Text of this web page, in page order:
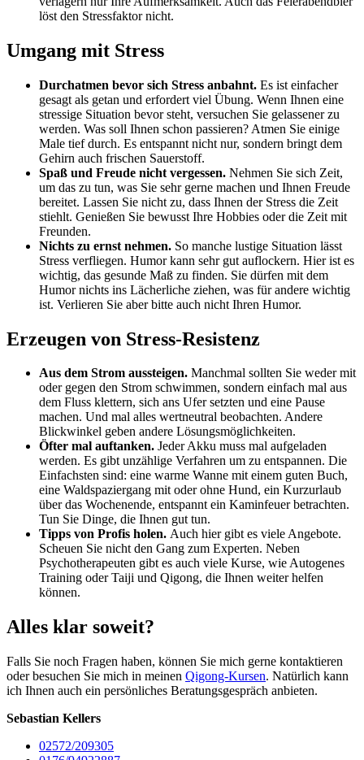
löst den Stressfaktor nicht.
Umgang mit Stress
Durchatmen bevor sich Stress anbahnt. Es ist einfacher
gesagt als getan und erfordert viel Übung. Wenn Ihnen eine
stressige Situation bevor steht, versuchen Sie gelassener zu
werden. Was soll Ihnen schon passieren? Atmen Sie einige
Male tief durch. Es entspannt nicht nur, sondern bringt dem
Gehirn auch frischen Sauerstoff.
Spaß und Freude nicht vergessen. Nehmen Sie sich Zeit,
um das zu tun, was Sie sehr gerne machen und Ihnen Freude
bereitet. Lassen Sie nicht zu, dass Ihnen der Stress die Zeit
stiehlt. Genießen Sie bewusst Ihre Hobbies oder die Zeit mit
Freunden.
Nichts zu ernst nehmen. So manche lustige Situation lässt
Stress verfliegen. Humor kann sehr gut auflockern. Hier ist es
wichtig, das gesunde Maß zu finden. Sie dürfen mit dem
Humor nichts ins Lächerliche ziehen, was für andere wichtig
ist. Verlieren Sie aber bitte auch nicht Ihren Humor.
Erzeugen von Stress-Resistenz
Aus dem Strom aussteigen. Manchmal sollten Sie weder mit
oder gegen den Strom schwimmen, sondern einfach mal aus
dem Fluss klettern, sich ans Ufer setzten und eine Pause
machen. Und mal alles wertneutral beobachten. Andere
Blickwinkel geben andere Lösungsmöglichkeiten.
Öfter mal auftanken. Jeder Akku muss mal aufgeladen
werden. Es gibt unzählige Verfahren um zu entspannen. Die
Einfachsten sind: eine warme Wanne mit einem guten Buch,
eine Waldspaziergang mit oder ohne Hund, ein Kurzurlaub
über das Wochenende, entspannt ein Kaminfeuer betrachten.
Tun Sie Dinge, die Ihnen gut tun.
Tipps von Profis holen. Auch hier gibt es viele Angebote.
Scheuen Sie nicht den Gang zum Experten. Neben
Psychotherapeuten gibt es auch viele Kurse, wie Autogenes
Training oder Taiji und Qigong, die Ihnen weiter helfen
können.
Alles klar soweit?
Falls Sie noch Fragen haben, können Sie mich gerne kontaktieren
oder besuchen Sie mich in meinen Qigong-Kursen. Natürlich kann
ich Ihnen auch ein persönliches Beratungsgespräch anbieten.
Sebastian Kellers
02572/209305